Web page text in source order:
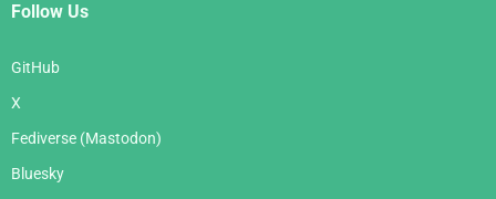
Follow Us
GitHub
X
Fediverse (Mastodon)
Bluesky